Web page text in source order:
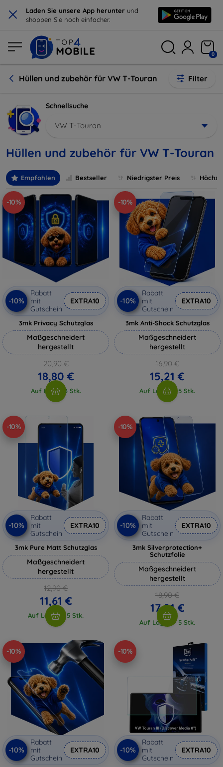
× Laden Sie unsere App herunter und
shoppen Sie noch einfacher.
0
Hüllen und zubehör für VW T-Touran Filter
Schnellsuche
VW T-Touran
Hüllen und zubehör für VW T-Touran
Empfohlen Bestseller Niedrigster Preis
-10%
-10%
Rabatt
mit
Gutschein
EXTRA10
3mk Privacy Schutzglas
Maßgeschneidert
hergestellt
20,90 €
18,80 €
Auf Lager 3 Stk.
-10%
-10%
Rabatt
mit
Gutschein
EXTRA10
3mk Anti-Shock Schutzglas
Maßgeschneidert
hergestellt
16,90 €
15,21 €
Auf Lager > 5 Stk.
-10%
-10%
Rabatt
mit
Gutschein
EXTRA10
3mk Pure Matt Schutzglas
Maßgeschneidert
hergestellt
12,90 €
11,61 €
Auf Lager > 5 Stk.
-10%
-10%
Rabatt
mit
Gutschein
EXTRA10
3mk Silverprotection+
Schutzfolie
Maßgeschneidert
hergestellt
18,90 €
17,01 €
Auf Lager > 5 Stk.
-10%
-10%
Rabatt
mit
Gutschein
EXTRA10
-10%
-10%
Rabatt
mit
Gutschein
EXTRA10